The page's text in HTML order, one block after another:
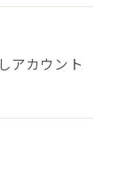
アカウント